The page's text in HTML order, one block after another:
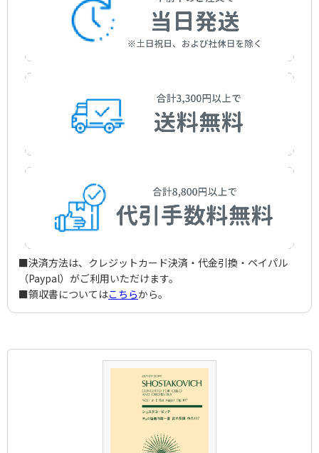
■決済方法は、クレジットカード決済・代金引換・ペイパル
（Paypal）がご利用いただけます。
■領収書についてはこちらから。